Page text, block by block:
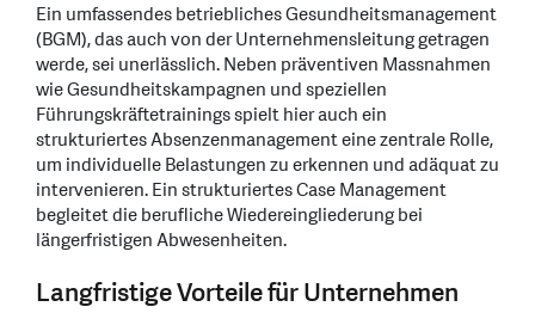
Ein umfassendes betriebliches Gesundheitsmanagement
(BGM), das auch von der Unternehmensleitung getragen
werde, sei unerlässlich. Neben präventiven Massnahmen
wie Gesundheitskampagnen und speziellen
Führungskräftetrainings spielt hier auch ein
strukturiertes Absenzenmanagement eine zentrale Rolle,
um individuelle Belastungen zu erkennen und adäquat zu
intervenieren. Ein strukturiertes Case Management
begleitet die berufliche Wiedereingliederung bei
längerfristigen Abwesenheiten.
Langfristige Vorteile für Unternehmen